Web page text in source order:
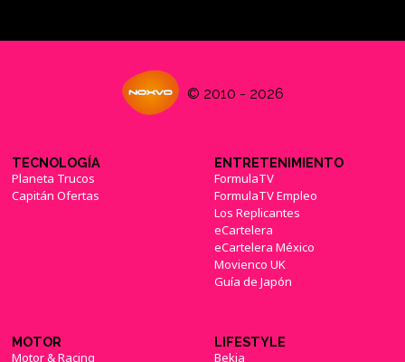
© 2010 - 2026
TECNOLOGÍA
Planeta Trucos
Capitán Ofertas
ENTRETENIMIENTO
FormulaTV
FormulaTV Empleo
Los Replicantes
eCartelera
eCartelera México
Movienco UK
Guía de Japón
MOTOR
Motor & Racing
LIFESTYLE
Bekia